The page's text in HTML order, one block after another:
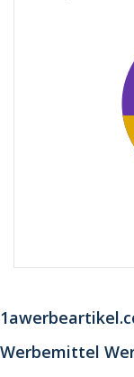
Werbemittel